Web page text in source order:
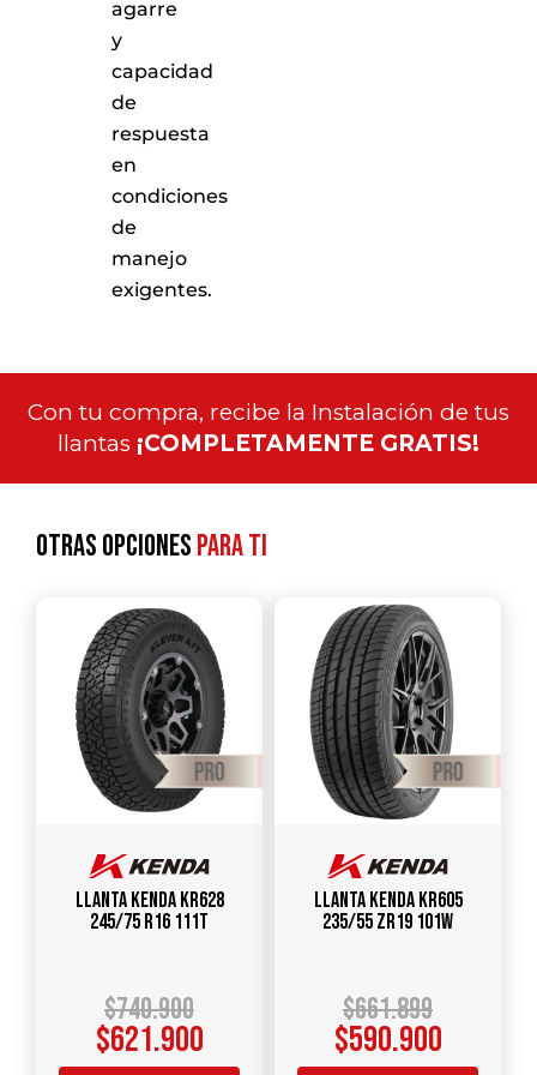
agarre
y
capacidad
de
respuesta
en
condiciones
de
manejo
exigentes.
Con tu compra, recibe la Instalación de tus
llantas ¡COMPLETAMENTE GRATIS!
Otras opcionespara ti
Llanta KENDA KR628
245/75 R16 111T
$740.900
$621.900
Llanta KENDA KR605
235/55 ZR19 101W
$661.899
$590.900